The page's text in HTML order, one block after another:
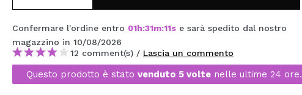
MAQUIFARMA
KOREA ZONE
TRAVEL SIZE
NATURE
Confermare l'ordine entro 01h:31m:10s e sarà spedito dal nostro
magazzino in 10/08/2026
12 comment(s) / Lascia un commento
Questo prodotto è stato venduto 5 volte nelle ultime 24 ore.